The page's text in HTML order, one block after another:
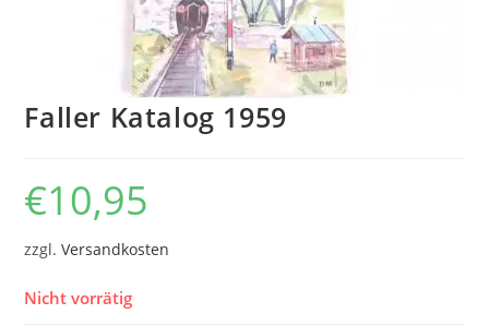
Faller Katalog 1959
€10,95
zzgl.Versandkosten
Nicht vorrätig